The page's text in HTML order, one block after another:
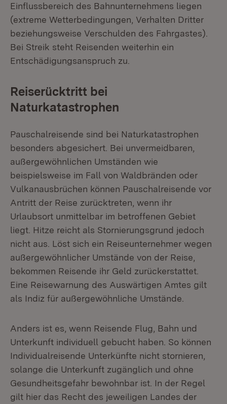
Einflussbereich des Bahnunternehmens liegen
(extreme Wetterbedingungen, Verhalten Dritter
beziehungsweise Verschulden des Fahrgastes).
Bei Streik steht Reisenden weiterhin ein
Entschädigungsanspruch zu.
Reiserücktritt bei
Naturkatastrophen
Pauschalreisende sind bei Naturkatastrophen
besonders abgesichert. Bei unvermeidbaren,
außergewöhnlichen Umständen wie
beispielsweise im Fall von Waldbränden oder
Vulkanausbrüchen können Pauschalreisende vor
Antritt der Reise zurücktreten, wenn ihr
Urlaubsort unmittelbar im betroffenen Gebiet
liegt. Hitze reicht als Stornierungsgrund jedoch
nicht aus. Löst sich ein Reiseunternehmer wegen
außergewöhnlicher Umstände von der Reise,
bekommen Reisende ihr Geld zurückerstattet.
Eine Reisewarnung des Auswärtigen Amtes gilt
als Indiz für außergewöhnliche Umstände.
Anders ist es, wenn Reisende Flug, Bahn und
Unterkunft individuell gebucht haben. So können
Individualreisende Unterkünfte nicht stornieren,
solange die Unterkunft zugänglich und ohne
Gesundheitsgefahr bewohnbar ist. In der Regel
gilt hier das Recht des jeweiligen Landes der